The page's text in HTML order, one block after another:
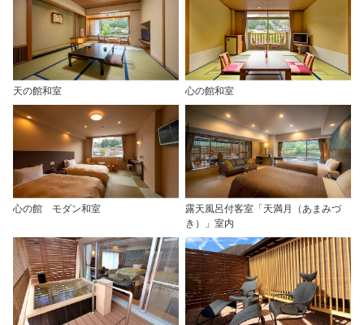
天の館和室 心の館和室
心の館 モダン和室
露天風呂付客室「天満月（あまみづ
き）」室内